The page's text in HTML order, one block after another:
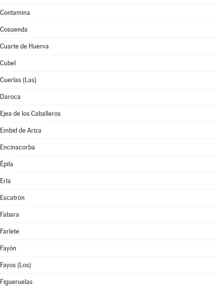
Contamina
Cosuenda
Cuarte de Huerva
Cubel
Cuerlas (Las)
Daroca
Ejea de los Caballeros
Embid de Ariza
Encinacorba
Épila
Erla
Escatrón
Fabara
Farlete
Fayón
Fayos (Los)
Figueruelas